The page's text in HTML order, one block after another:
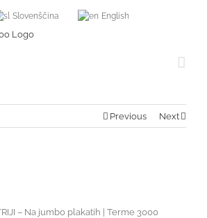
Slovenščina English
Previous Next
– Na jumbo plakatih | Terme 3000